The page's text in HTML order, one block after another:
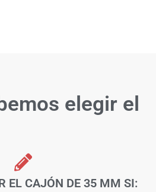
elegir el
EL CAJÓN DE 35 MM SI: